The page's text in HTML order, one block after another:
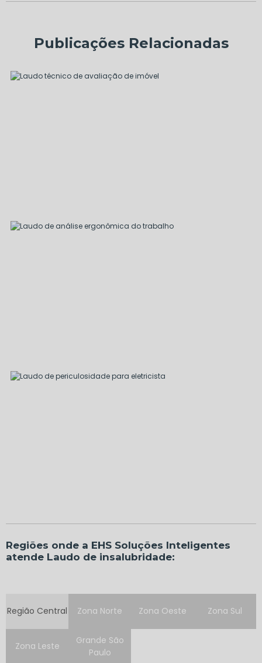
Publicações Relacionadas
Regiões onde a EHS Soluções Inteligentes
atende Laudo de insalubridade:
Região Central Zona Norte Zona Oeste Zona Sul
Zona Leste
Grande São
Paulo